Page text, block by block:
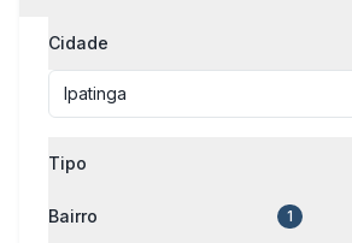
Cidade
Ipatinga
Tipo
Bairro 1